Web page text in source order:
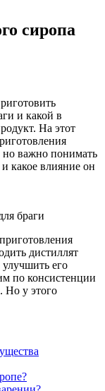
сиропа
и какой в
На этот
но важно понимать
какое влияние он
браги
дистиллят
его
по консистенции
Но у этого